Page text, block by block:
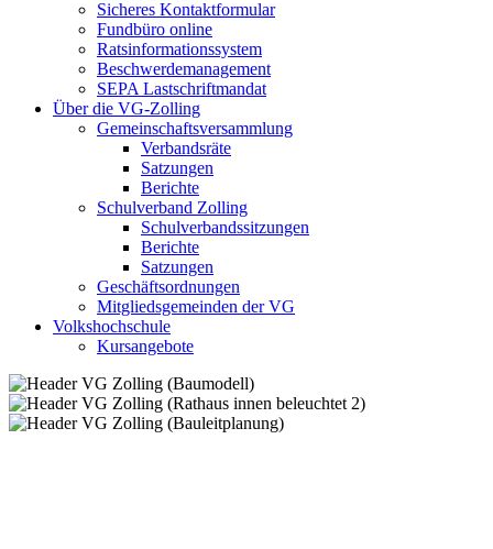
Sicheres Kontaktformular
Fundbüro online
Ratsinformationssystem
Beschwerdemanagement
SEPA Lastschriftmandat
Über die VG-Zolling
Gemeinschaftsversammlung
Verbandsräte
Satzungen
Berichte
Schulverband Zolling
Schulverbandssitzungen
Berichte
Satzungen
Geschäftsordnungen
Mitgliedsgemeinden der VG
Volkshochschule
Kursangebote